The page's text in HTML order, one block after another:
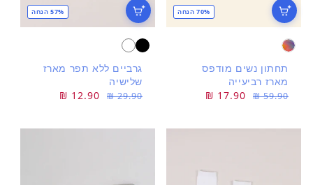
70% הנחה
תחתון נשים מודפס
מארז רביעייה
מחיר
59.90 ₪
מחיר
17.90 ₪
57% הנחה
גרביים ללא תפר מארז
שלישיה
מחיר
29.90 ₪
מחיר
12.90 ₪